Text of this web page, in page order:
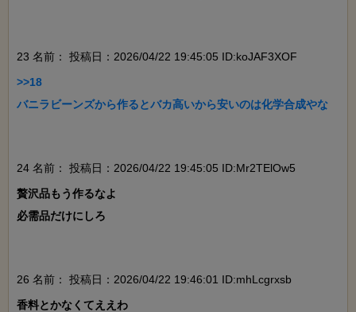
23 名前：
投稿日：2026/04/22 19:45:05 ID:koJAF3XOF
>>18
バニラビーンズから作るとバカ高いから安いのは化学合成やな
24 名前：
投稿日：2026/04/22 19:45:05 ID:Mr2TElOw5
贅沢品もう作るなよ
必需品だけにしろ
26 名前：
投稿日：2026/04/22 19:46:01 ID:mhLcgrxsb
香料とかなくてええわ